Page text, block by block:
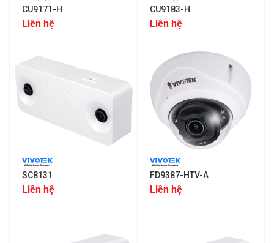
CU9171-H
Liên hệ
CU9183-H
Liên hệ
SC8131
Liên hệ
FD9387-HTV-A
Liên hệ